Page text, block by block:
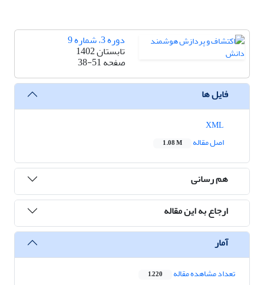
دوره 3، شماره 9
تابستان 1402
صفحه38-51
فایل ها
اصل مقاله
1.08 M
هم رسانی
ارجاع به این مقاله
آمار
تعداد مشاهده مقاله 1,220